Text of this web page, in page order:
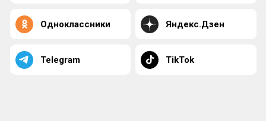
Одноклассники Яндекс.Дзен
Telegram TikTok